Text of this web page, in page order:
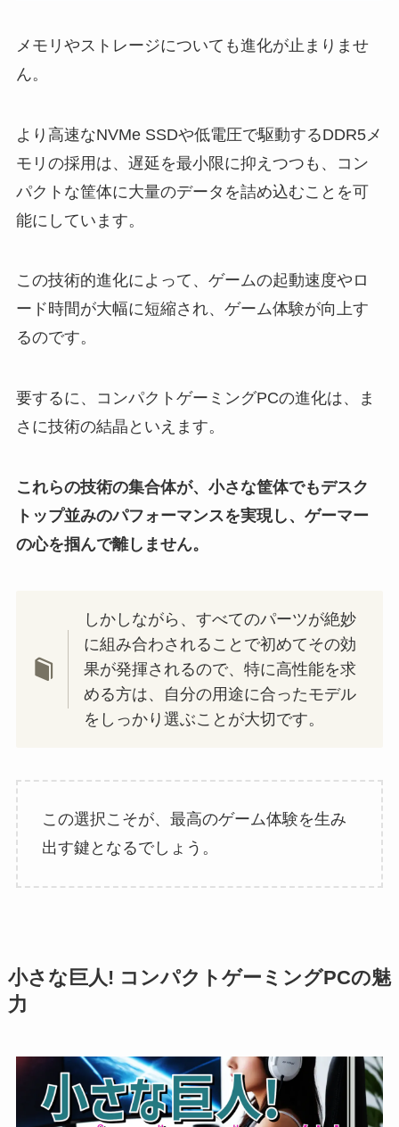
メモリやストレージについても進化が止まりませ
ん。
より高速なNVMe SSDや低電圧で駆動するDDR5メ
モリの採用は、遅延を最小限に抑えつつも、コン
パクトな筐体に大量のデータを詰め込むことを可
能にしています。
この技術的進化によって、ゲームの起動速度やロ
ード時間が大幅に短縮され、ゲーム体験が向上す
るのです。
要するに、コンパクトゲーミングPCの進化は、ま
さに技術の結晶といえます。
これらの技術の集合体が、小さな筐体でもデスク
トップ並みのパフォーマンスを実現し、ゲーマー
の心を掴んで離しません。
しかしながら、すべてのパーツが絶妙
に組み合わされることで初めてその効
果が発揮されるので、特に高性能を求
める方は、自分の用途に合ったモデル
をしっかり選ぶことが大切です。
この選択こそが、最高のゲーム体験を生み
出す鍵となるでしょう。
小さな巨人! コンパクトゲーミングPCの魅
力